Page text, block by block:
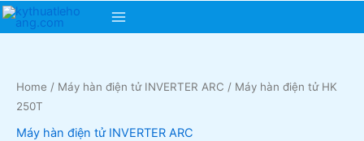
Skip
Main
Home / Máy hàn điện tử INVERTER ARC / Máy hàn điện tử HK
250T
Máy hàn điện tử INVERTER ARC